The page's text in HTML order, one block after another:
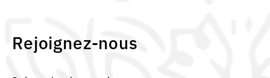
Rejoignez-nous